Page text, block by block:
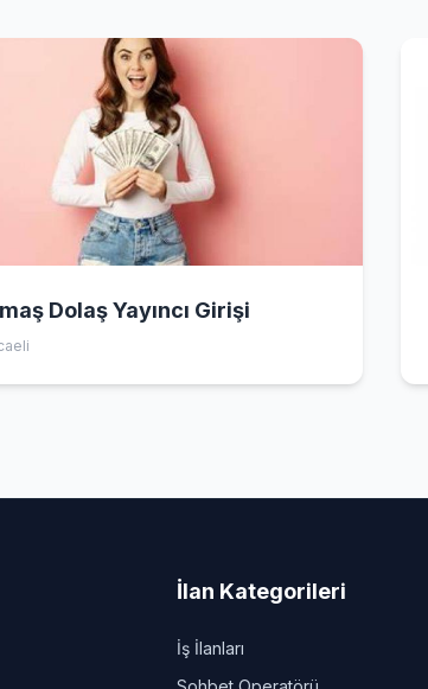
Dolaş Yayıncı Girişi
İlan Kategorileri
İş İlanları